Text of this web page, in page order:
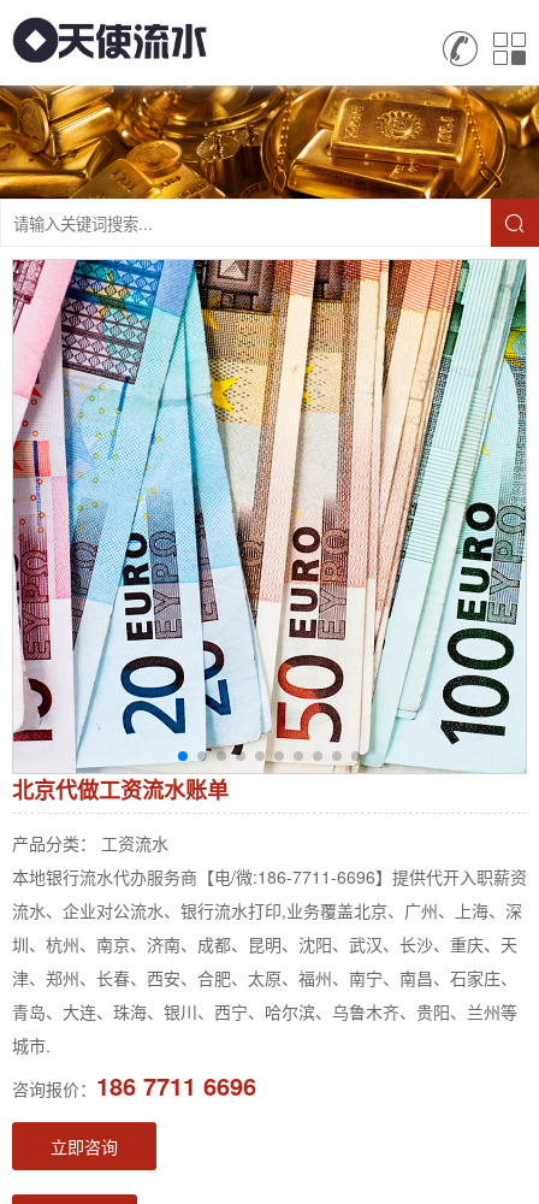
北京代做工资流水账单
产品分类： 工资流水
本地银行流水代办服务商【电/微:186-7711-6696】提供代开入职薪资
流水、企业对公流水、银行流水打印,业务覆盖北京、广州、上海、深
圳、杭州、南京、济南、成都、昆明、沈阳、武汉、长沙、重庆、天
津、郑州、长春、西安、合肥、太原、福州、南宁、南昌、石家庄、
青岛、大连、珠海、银川、西宁、哈尔滨、乌鲁木齐、贵阳、兰州等
城市.
咨询报价： 186 7711 6696
立即咨询